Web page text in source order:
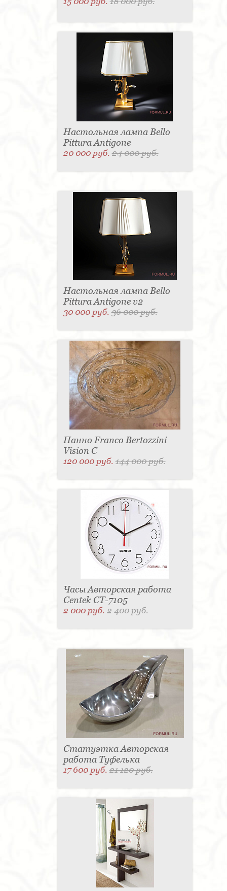
Настольная лампа Bello
Pittura Antigone
20 000 руб.24 000 руб.
Настольная лампа Bello
Pittura Antigone v2
30 000 руб.36 000 руб.
Панно Franco Bertozzini
Vision С
120 000 руб.144 000 руб.
Часы Авторская работа
Centek CT-7105
2 000 руб.2 400 руб.
Статуэтка Авторская
работа Туфелька
17 600 руб.21 120 руб.